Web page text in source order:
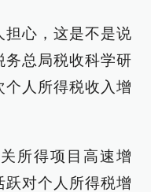
担心，这是不是说
务总局税收科学研
个人所得税收入增
所得项目高速增
跃对个人所得税增